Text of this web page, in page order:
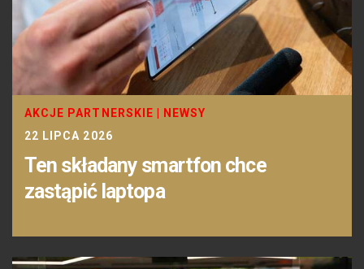
AKCJE PARTNERSKIE
NEWSY
22 LIPCA 2026
Ten składany smartfon chce
zastąpić laptopa